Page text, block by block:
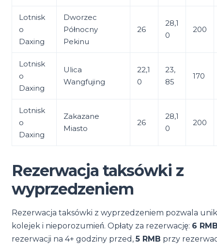
Lotnisk
o
Daxing
Dworzec
Północny
Pekinu
26
28,1
0
200
Lotnisk
o
Daxing
Ulica
Wangfujing
22,1
0
23,
85
170
Lotnisk
o
Daxing
Zakazane
Miasto
26
28,1
0
200
Rezerwacja taksówki z
wyprzedzeniem
Rezerwacja taksówki z wyprzedzeniem pozwala
kolejek i nieporozumień. Opłaty za rezerwację: 6
rezerwacji na 4+ godziny przed,5 RMB przy